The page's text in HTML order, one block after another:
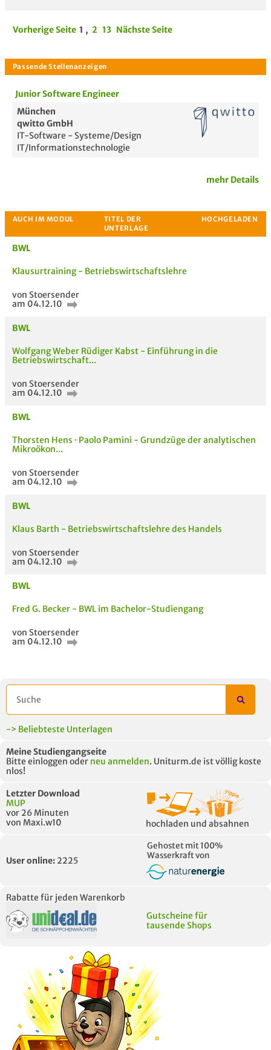
Vorherige Seite 1 , 2 13 Nächste Seite
Passende Stellenanzeigen
Junior Software Engineer
München
qwitto GmbH
IT-Software - Systeme/Design
IT/Informationstechnologie
mehr Details
AUCH IM MODUL
TITEL DER
BWL
Klausurtraining - Betriebswirtschaftslehre
von Stoersender
am 04.12.10
BWL
Wolfgang Weber Rüdiger Kabst - Einführung in die
Betriebswirtschaft...
von Stoersender
am 04.12.10
BWL
Thorsten Hens · Paolo Pamini - Grundzüge der analytischen
Mikroökon...
von Stoersender
am 04.12.10
BWL
Klaus Barth - Betriebswirtschaftslehre des Handels
von Stoersender
am 04.12.10
BWL
Fred G. Becker - BWL im Bachelor-Studiengang
von Stoersender
am 04.12.10
-> Beliebteste Unterlagen
Meine Studiengangseite
Bitte einloggen oder neu anmelden. Uniturm.de ist völlig koste
nlos!
Letzter Download
MUP
vor 26 Minuten
von Maxi.w10
hochladen und absahnen
User online: 2225
Gehostet mit 100%
Wasserkraft von
Rabatte für jeden Warenkorb
Gutscheine für
tausende Shops